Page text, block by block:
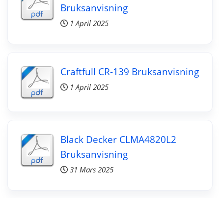
Bruksanvisning
1 April 2025
Craftfull CR-139 Bruksanvisning
1 April 2025
Black Decker CLMA4820L2
Bruksanvisning
31 Mars 2025